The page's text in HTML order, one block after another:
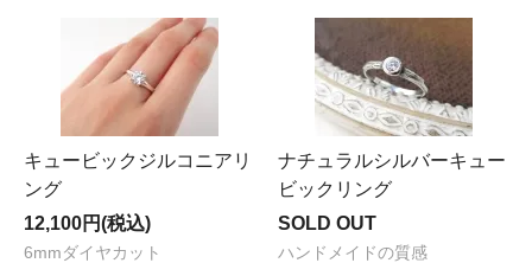
キュービックジルコニアリ
ング
12,100円(税込)
6mmダイヤカット
ナチュラルシルバーキュー
ビックリング
SOLD OUT
ハンドメイドの質感